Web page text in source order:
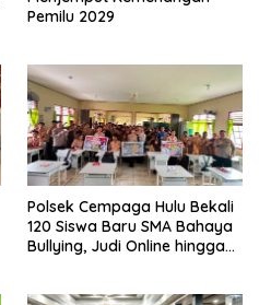
Pemilu 2029
Polsek Cempaga Hulu Bekali
120 Siswa Baru SMA Bahaya
Bullying, Judi Online hingga